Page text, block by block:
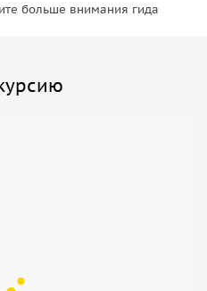
больше внимания гида